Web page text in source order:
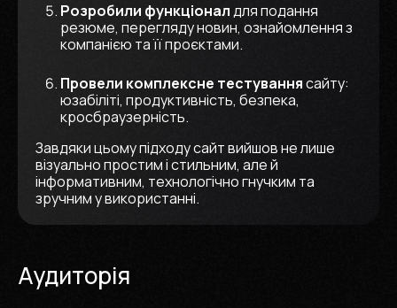
Розробили функціоналдля подання
резюме, перегляду новин, ознайомлення з
компанією та її проєктами.
Провели комплексне тестуваннясайту:
юзабіліті, продуктивність, безпека,
кросбраузерність.
Завдяки цьому підходу сайт вийшов не лише
візуально простим і стильним, але й
інформативним, технологічно гнучким та
зручним у використанні.
Аудиторія